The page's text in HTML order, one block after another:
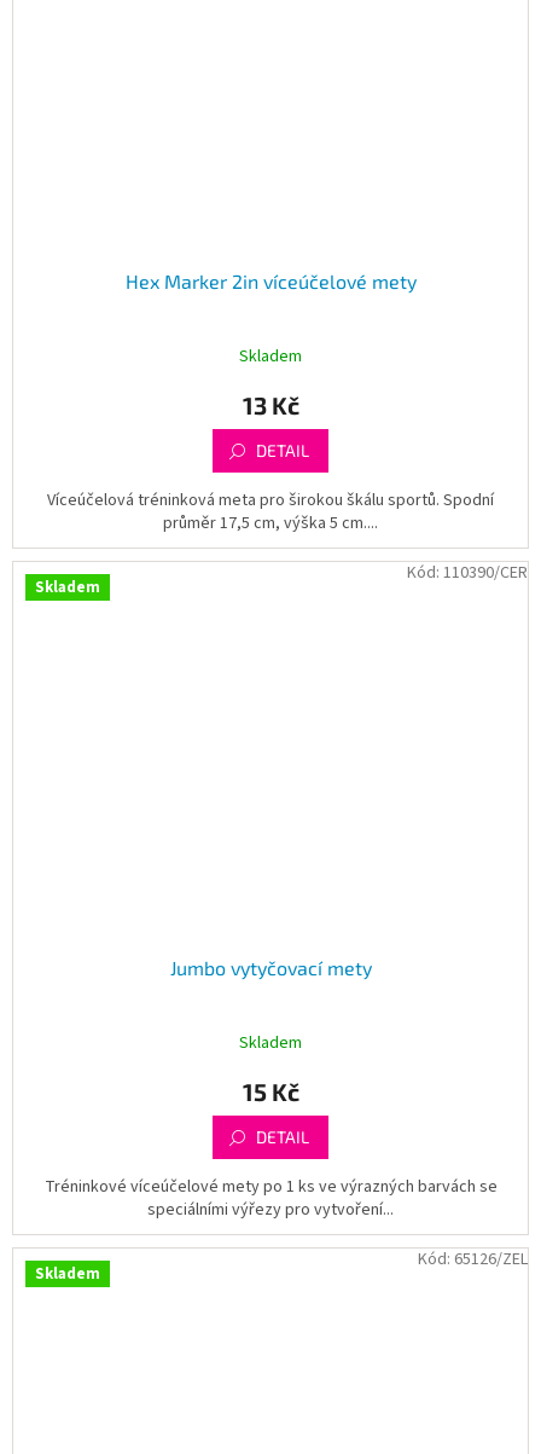
Hex Marker 2in víceúčelové mety
Skladem
13 Kč
DETAIL
Víceúčelová tréninková meta pro širokou škálu sportů. Spodní
průměr 17,5 cm, výška 5 cm....
Skladem
Jumbo vytyčovací mety
Skladem
15 Kč
DETAIL
Tréninkové víceúčelové mety po 1 ks ve výrazných barvách se
speciálními výřezy pro vytvoření...
Kód: 110390/CER
Skladem
Kód: 65126/ZEL